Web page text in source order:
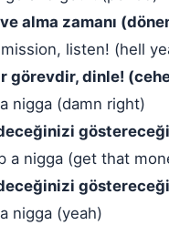
alma zamanı
listen! (hell
görevdir, dinle!
nigga (damn right)
a nigga (get that
nigga (yeah)